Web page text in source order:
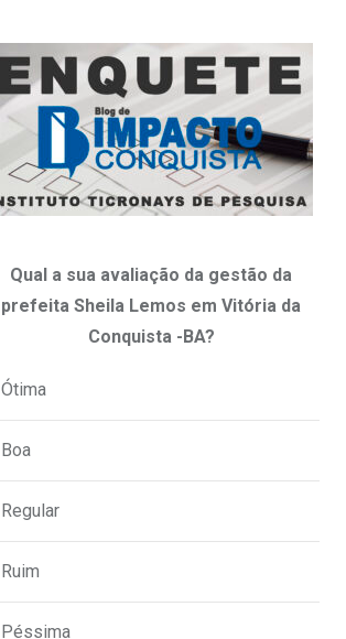
Qual a sua avaliação da gestão da
prefeita Sheila Lemos em Vitória da
Conquista -BA?
Ótima
Boa
Regular
Ruim
Péssima